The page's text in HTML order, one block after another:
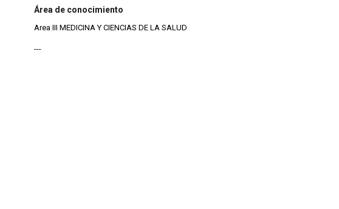
Área de conocimiento
Area III MEDICINA Y CIENCIAS DE LA SALUD
---